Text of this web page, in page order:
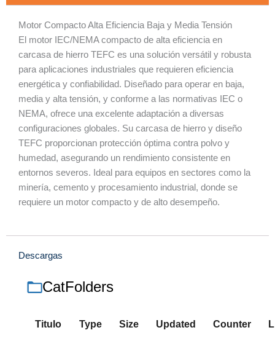
s
a
p
p
Motor Compacto Alta Eficiencia Baja y Media Tensión
El motor IEC/NEMA compacto de alta eficiencia en
carcasa de hierro TEFC es una solución versátil y robusta
para aplicaciones industriales que requieren eficiencia
energética y confiabilidad. Diseñado para operar en baja,
media y alta tensión, y conforme a las normativas IEC o
NEMA, ofrece una excelente adaptación a diversas
configuraciones globales. Su carcasa de hierro y diseño
TEFC proporcionan protección óptima contra polvo y
humedad, asegurando un rendimiento consistente en
entornos severos. Ideal para equipos en sectores como la
minería, cemento y procesamiento industrial, donde se
requiere un motor compacto y de alto desempeño.
Descargas
CatFolders
Titulo Type Size Updated Counter